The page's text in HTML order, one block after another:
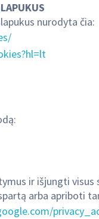
nurodyta čia:
ir išjungti
arba apriboti